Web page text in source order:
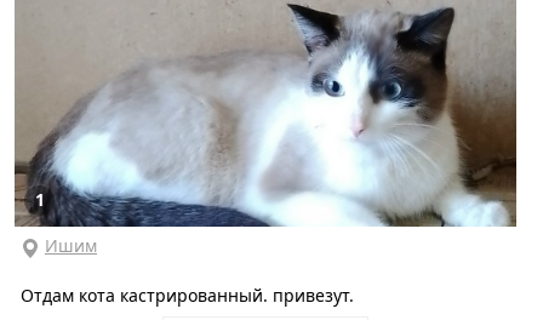
1
Ишим
Отдам кота кастрированный. привезут.